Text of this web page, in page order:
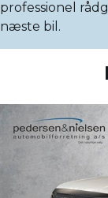
professionel
næste bil.